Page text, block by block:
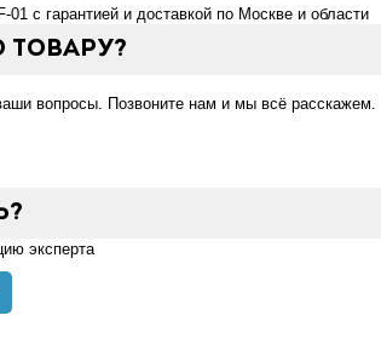
с гарантией и доставкой по Москве и области
вопросы. Позвоните нам и мы всё расскажем.
эксперта